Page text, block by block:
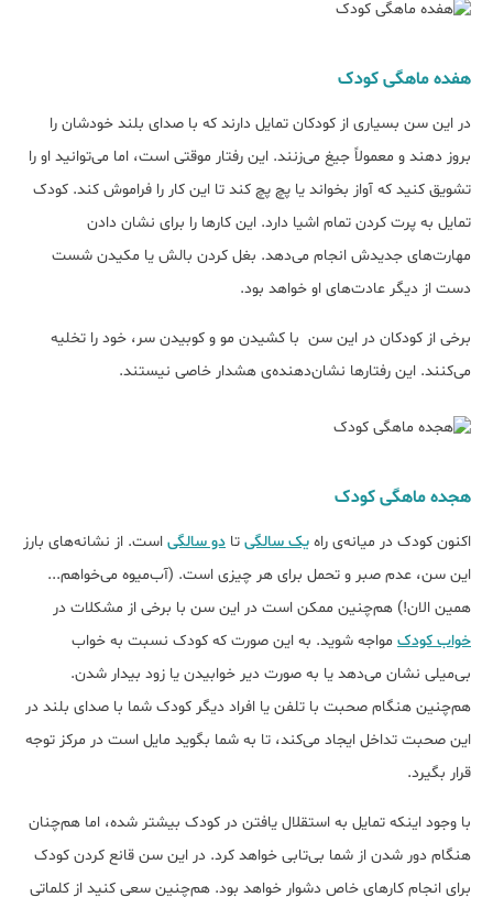
هفده‌ ماهگی کودک
در این سن بسیاری از کودکان تمایل دارند که با صدای بلند خودشان را
بروز دهند و معمولاً جیغ می‌زنند. این رفتار موقتی است، اما می‌توانید او را
تشویق کنید که آواز بخواند یا پچ پچ کند تا این کار را فراموش کند. کودک
تمایل به پرت کردن تمام اشیا دارد. این کارها را برای نشان دادن
مهارت‌های جدیدش انجام می‌دهد. بغل کردن بالش یا مکیدن شست
دست از دیگر عادت‌های او خواهد بود.
برخی از کودکان در این سن با کشیدن مو و کوبیدن سر، خود را تخلیه
می‌کنند. این رفتارها نشان‌دهنده‌ی هشدار خاصی نیستند.
هجده ماهگی کودک
اکنون کودک در میانه‌ی راه یک سالگی تا دو سالگی است. از نشانه‌های بارز
این سن، عدم صبر و تحمل برای هر چیزی است. (آب‌میوه ‌می‌خواهم...
همین الان!) هم‌چنین ممکن است در این سن با برخی از مشکلات در
خواب کودک مواجه شوید. به این صورت که کودک نسبت به خواب
بی‌میلی نشان می‌دهد یا به صورت دیر خوابیدن یا زود بیدار شدن.
هم‌چنین هنگام صحبت با تلفن یا افراد دیگر کودک شما با صدای بلند در
این صحبت تداخل ایجاد می‌کند، تا به شما بگوید مایل است در مرکز توجه
قرار بگیرد.
با وجود اینکه تمایل به استقلال یافتن در کودک بیشتر شده، اما هم‌چنان
هنگام دور شدن از شما بی‌تابی خواهد کرد. در این سن قانع کردن کودک
برای انجام کارهای خاص دشوار خواهد بود. هم‌چنین سعی کنید از کلماتی